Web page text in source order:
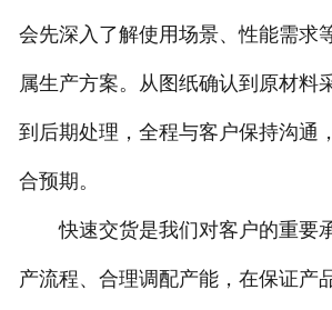
会先深入了解使用场景、性能需求
属生产方案。从图纸确认到原材料
到后期处理，全程与客户保持沟通
合预期。
快速交货是我们对客户的重要
产流程、合理调配产能，在保证产